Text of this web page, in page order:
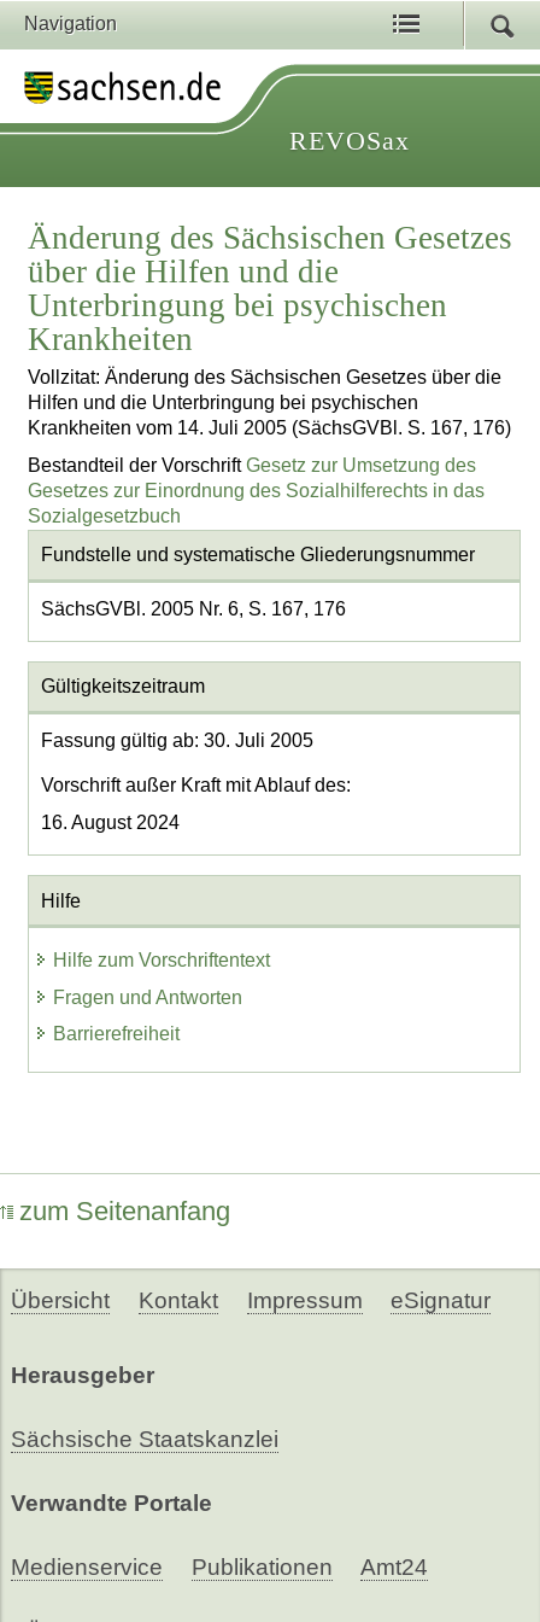
Navigation
REVOSax
Änderung des Sächsischen Gesetzes
über die Hilfen und die
Unterbringung bei psychischen
Krankheiten
Vollzitat: Änderung des Sächsischen Gesetzes über die
Hilfen und die Unterbringung bei psychischen
Krankheiten vom 14. Juli 2005 (SächsGVBl. S. 167, 176)
Bestandteil der VorschriftGesetz zur Umsetzung des
Gesetzes zur Einordnung des Sozialhilferechts in das
Sozialgesetzbuch
Fundstelle und systematische Gliederungsnummer
SächsGVBl. 2005 Nr. 6, S. 167, 176
Gültigkeitszeitraum
Fassung gültig ab: 30. Juli 2005
Vorschrift außer Kraft mit Ablauf des:
16. August 2024
Hilfe
Hilfe zum Vorschriftentext
Fragen und Antworten
Barrierefreiheit
zum Seitenanfang
Übersicht Kontakt Impressum eSignatur
Herausgeber
Sächsische Staatskanzlei
Verwandte Portale
Medienservice Publikationen Amt24